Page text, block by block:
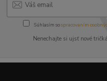
Súhlasím sospracovaním
Nenechajte si ujsť nové